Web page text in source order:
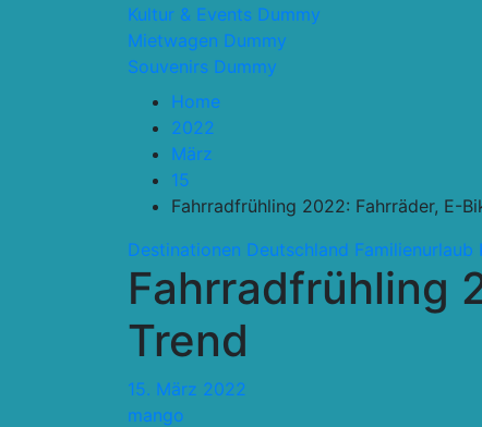
Kultur & Events Dummy
Mietwagen Dummy
Souvenirs Dummy
Home
2022
März
15
Fahrradfrühling 2022: Fahrräder, E-
Destinationen Deutschland Familienurlaub
Fahrradfrühling
Trend
15. März 2022
mango